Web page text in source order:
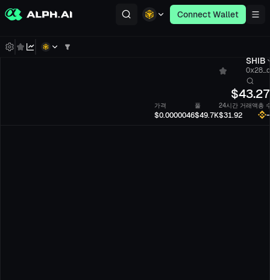
Connect Wallet
SHIB
$
가격
$0.0000046
풀
$49.7K
24시간 거래액
$31.92
총